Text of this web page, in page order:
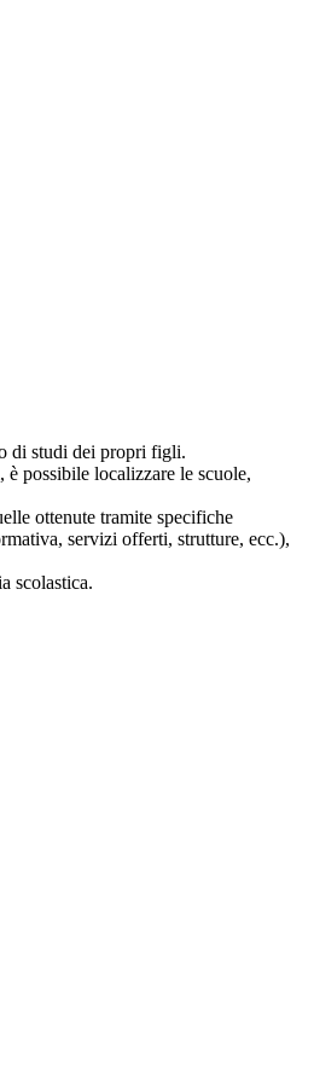
di studi dei propri figli.
possibile localizzare le scuole,
ottenute tramite specifiche
servizi offerti, strutture, ecc.),
scolastica.